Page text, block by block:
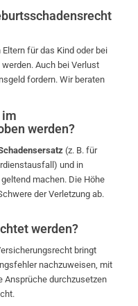
für das Kind oder bei
Auch bei Verlust
fordern. Wir beraten
im
werden?
(z. B. für
und in
machen. Die Höhe
der Verletzung ab.
werden?
bringt
nachzuweisen, mit
Ansprüche durchzusetzen